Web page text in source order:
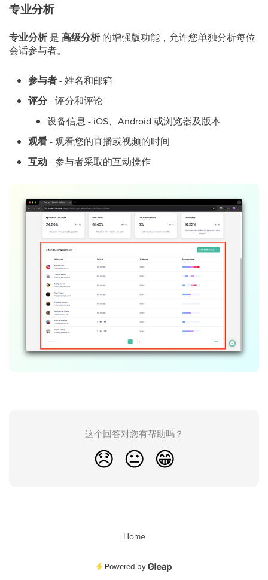
专业分析
专业分析是 高级分析的增强版功能，允许您单独分析每位
会话参与者。
参与者- 姓名和邮箱
评分- 评分和评论
设备信息 - iOS、Android 或浏览器及版本
观看- 观看您的直播或视频的时间
互动- 参与者采取的互动操作
这个回答对您有帮助吗？
😞 😐 😁
Home
Powered by